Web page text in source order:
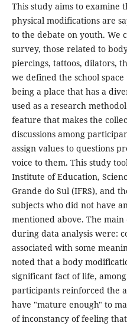
This study aims to examine
physical modifications are
to the debate on youth. We
survey, those related to
piercings, tattoos, dilators,
we defined the school
being a place that has a
used as a research
feature that makes the
discussions among
assign values to questions
voice to them. This study
Institute of Education,
Grande do Sul (IFRS), and
subjects who did not have
mentioned above. The
during data analysis were:
associated with some
noted that a body
significant fact of life,
participants reinforced the
have "mature enough" to
of inconstancy of feeling